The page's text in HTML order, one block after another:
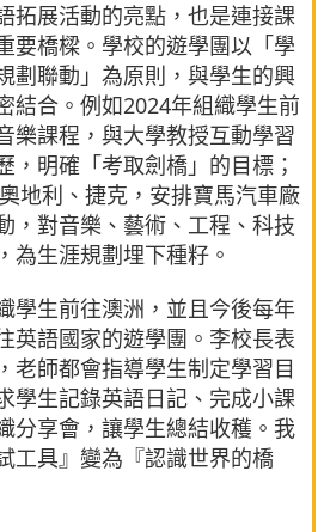
拓展活動的亮點，也是連接課
要橋樑。學校的遊學團以「學
劃聯動」為原則，與學生的興
結合。例如2024年組織學生前
樂課程，與大學教授互動學習
明確「考取劍橋」的目標；
地利、捷克，安排寶馬汽車廠
，對音樂、藝術、工程、科技
為生涯規劃埋下種籽。
學生前往澳洲，並且今後每年
英語國家的遊學團。李校長表
老師都會指導學生制定學習目
學生記錄英語日記、完成小課
分享會，讓學生總結收穫。我
工具』變為『認識世界的橋